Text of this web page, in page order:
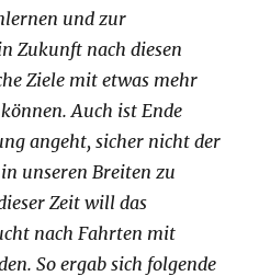
und zur
Zukunft nach diesen
Ziele mit etwas mehr
Auch ist Ende
angeht, sicher nicht der
unseren Breiten zu
Zeit will das
nach Fahrten mit
So ergab sich folgende